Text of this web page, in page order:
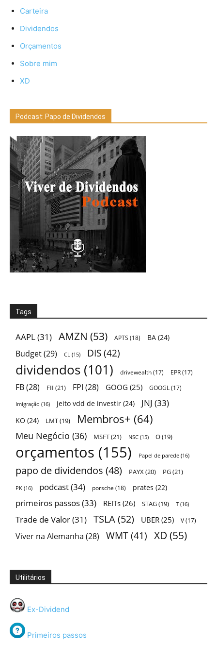
Carteira
Dividendos
Orçamentos
Sobre mim
XD
Podcast: Papo de Dividendos
Tags
AAPL(31) AMZN (53) APTS (18) BA (24)
Budget(29) CL (15) DIS (42)
dividendos (101) drivewealth(17) EPR(17)
FB(28) FII (21) FPI (28) GOOG (25) GOOGL(17)
Imigração (16) jeito vdd de investir (24) JNJ (33)
KO (24) LMT(19) Membros+ (64)
Meu Negócio (36) MSFT(21) NSC (15) O(19)
orçamentos (155) Papel de parede (16)
papo de dividendos (48) PAYX(20) PG(21)
PK (16) podcast(34) porsche (18) prates (22)
primeiros passos(33) REITs (26) STAG(19) T (16)
Trade de Valor(31) TSLA(52) UBER (25) V(17)
Viver na Alemanha (28) WMT (41) XD (55)
Utilitários
Ex-Dividend
Primeiros passos